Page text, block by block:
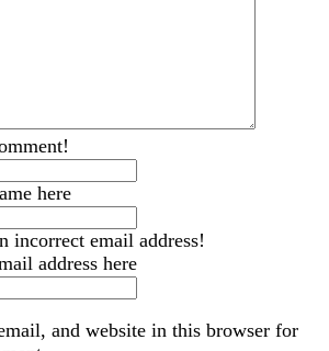
here
incorrect email address!
address here
and website in this browser for